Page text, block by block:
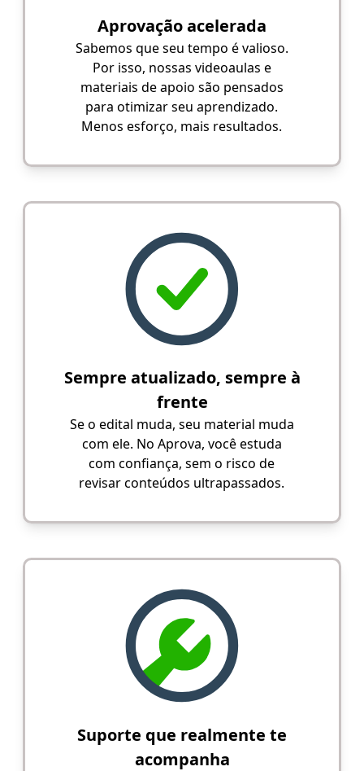
Aprovação acelerada
Sabemos que seu tempo é valioso.
Por isso, nossas videoaulas e
materiais de apoio são pensados
para otimizar seu aprendizado.
Menos esforço, mais resultados.
Sempre atualizado, sempre à
frente
Se o edital muda, seu material muda
com ele. No Aprova, você estuda
com confiança, sem o risco de
revisar conteúdos ultrapassados.
Suporte que realmente te
acompanha